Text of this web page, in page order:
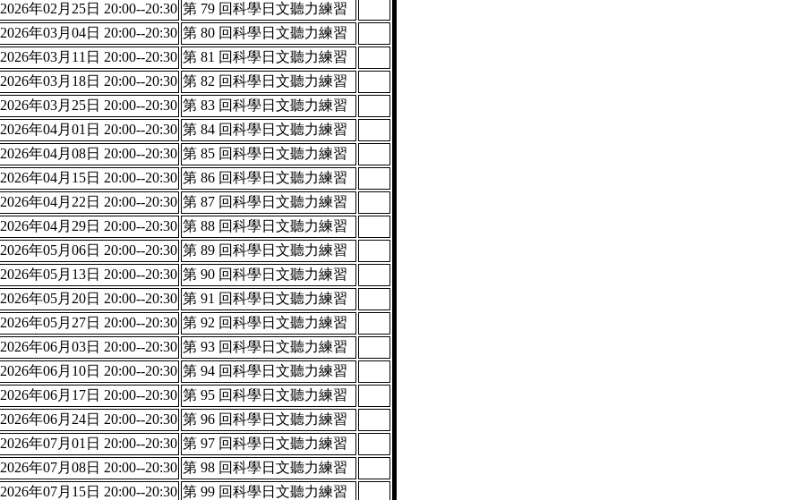
2026年02月25日 20:00--20:30 第 79 回科學日文聽力練習
2026年03月04日 20:00--20:30 第 80 回科學日文聽力練習
2026年03月11日 20:00--20:30 第 81 回科學日文聽力練習
2026年03月18日 20:00--20:30 第 82 回科學日文聽力練習
2026年03月25日 20:00--20:30 第 83 回科學日文聽力練習
2026年04月01日 20:00--20:30 第 84 回科學日文聽力練習
2026年04月08日 20:00--20:30 第 85 回科學日文聽力練習
2026年04月15日 20:00--20:30 第 86 回科學日文聽力練習
2026年04月22日 20:00--20:30 第 87 回科學日文聽力練習
2026年04月29日 20:00--20:30 第 88 回科學日文聽力練習
2026年05月06日 20:00--20:30 第 89 回科學日文聽力練習
2026年05月13日 20:00--20:30 第 90 回科學日文聽力練習
2026年05月20日 20:00--20:30 第 91 回科學日文聽力練習
2026年05月27日 20:00--20:30 第 92 回科學日文聽力練習
2026年06月03日 20:00--20:30 第 93 回科學日文聽力練習
2026年06月10日 20:00--20:30 第 94 回科學日文聽力練習
2026年06月17日 20:00--20:30 第 95 回科學日文聽力練習
2026年06月24日 20:00--20:30 第 96 回科學日文聽力練習
2026年07月01日 20:00--20:30 第 97 回科學日文聽力練習
2026年07月08日 20:00--20:30 第 98 回科學日文聽力練習
2026年07月15日 20:00--20:30 第 99 回科學日文聽力練習